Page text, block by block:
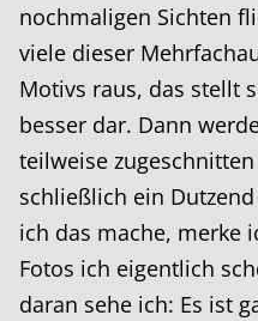
nochmaligen Sichten
viele dieser
Motivs raus, das stellt
besser dar. Dann
teilweise
schließlich ein
ich das mache, merke
Fotos ich eigentlich
daran sehe ich: Es ist